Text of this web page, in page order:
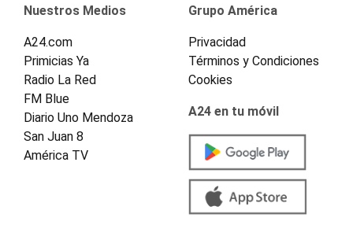
Nuestros Medios
A24.com
Primicias Ya
Radio La Red
FM Blue
Diario Uno Mendoza
San Juan 8
América TV
Grupo América
Privacidad
Términos y Condiciones
Cookies
A24 en tu móvil